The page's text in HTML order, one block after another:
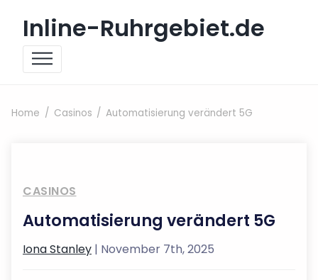
Inline-Ruhrgebiet.de
Home Casinos Automatisierung verändert 5G
CASINOS
Automatisierung verändert 5G
Iona Stanley | November 7th, 2025